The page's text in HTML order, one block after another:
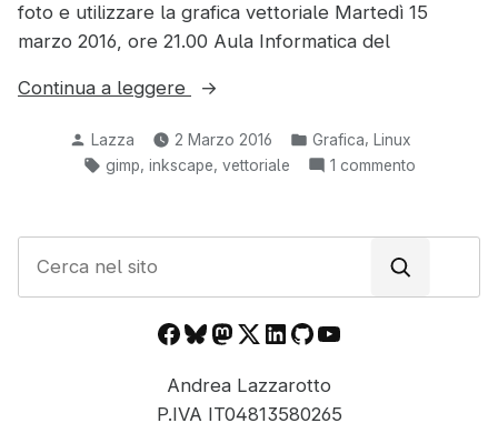
foto e utilizzare la grafica vettoriale Martedì 15
marzo 2016, ore 21.00 Aula Informatica del
Continua a leggere
“Serata
scatto
al
a
15
marzo
2016″
Pubblicato
da
Lazza 2 Marzo 2016
Pubblicato
in:
Grafica, Linux
Tag:
gimp inkscape vettoriale 1 commentosu
scatto
c
n
Facebook
Bluesky
Mastodon
X LinkedIn
GitHub
YouTube
Andrea Lazzarotto
P.IVA IT04813580265